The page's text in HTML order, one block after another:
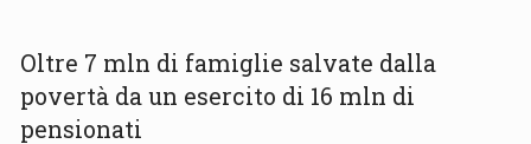
Oltre 7 mln di famiglie salvate dalla
povertà da un esercito di 16 mln di
pensionati